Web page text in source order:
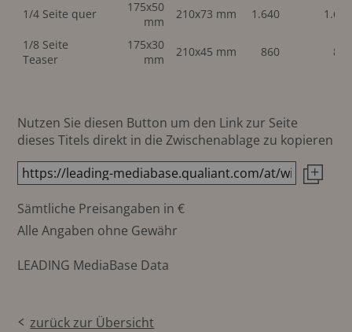
1/4 Seite quer
175x50
mm
210x73 mm 1.640 1.640
1/8 Seite
Teaser
175x30
mm
210x45 mm 860 860
Nutzen Sie diesen Button um den Link zur Seite
dieses Titels direkt in die Zwischenablage zu kopieren
Sämtliche Preisangaben in €
Alle Angaben ohne Gewähr
LEADING MediaBase Data
zurück zur Übersicht